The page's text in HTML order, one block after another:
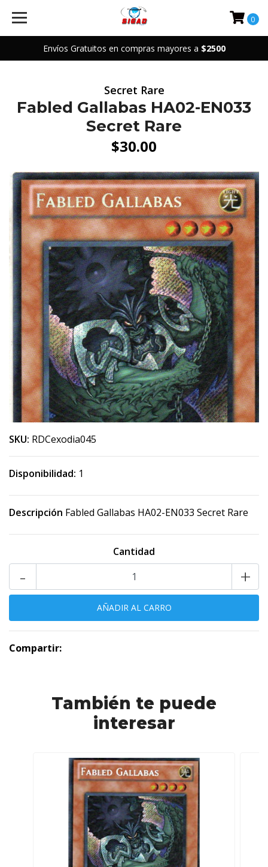
Envíos Gratuitos en compras mayores a $2500
0
Secret Rare
Fabled Gallabas HA02-EN033
Secret Rare
$30.00
SKU: RDCexodia045
Disponibilidad: 1
Descripción Fabled Gallabas HA02-EN033 Secret Rare
Cantidad
+
-
Compartir:
También te puede
interesar